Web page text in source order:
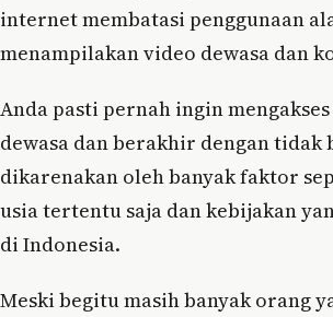
internet membatasi penggunaan
menampilakan video dewasa dan
Anda pasti pernah ingin
dewasa dan berakhir dengan tidak
dikarenakan oleh banyak faktor
usia tertentu saja dan kebijakan
di Indonesia.
Meski begitu masih banyak orang